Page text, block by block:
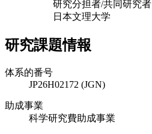
研究分担者/共同研究者
日本文理大学
研究課題情報
体系的番号
JP26H02172 (JGN)
助成事業
科学研究費助成事業